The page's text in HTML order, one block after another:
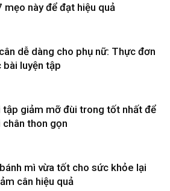
mẹo này để đạt hiệu quả
dễ dàng cho phụ nữ: Thực đơn
bài luyện tập
tập giảm mỡ đùi trong tốt nhất để
chân thon gọn
mì vừa tốt cho sức khỏe lại
cân hiệu quả